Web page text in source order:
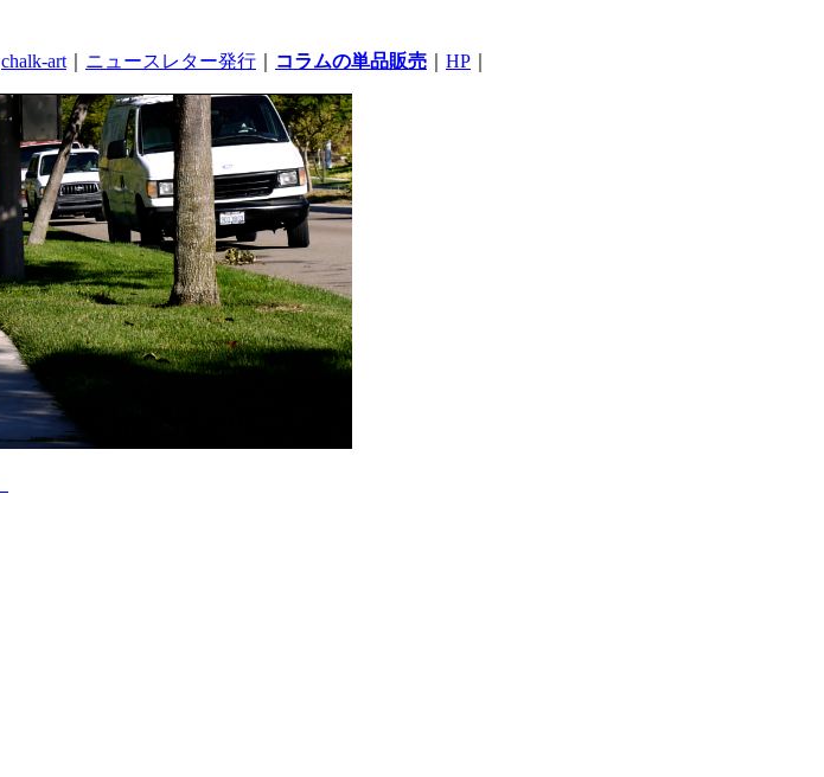
chalk-art ニュースレター発行 コラムの単品販売 HP